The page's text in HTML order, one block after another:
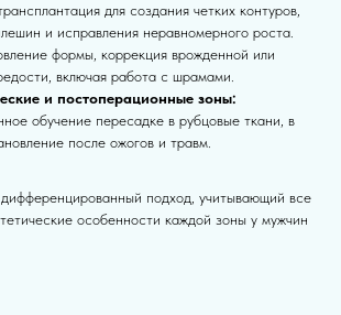
для создания четких контуров,
и исправления неравномерного роста.
формы, коррекция врожденной или
включая работа с шрамами.
и постоперационные зоны:
обучение пересадке в рубцовые ткани, в
после ожогов и травм.
подход, учитывающий все
особенности каждой зоны у мужчин